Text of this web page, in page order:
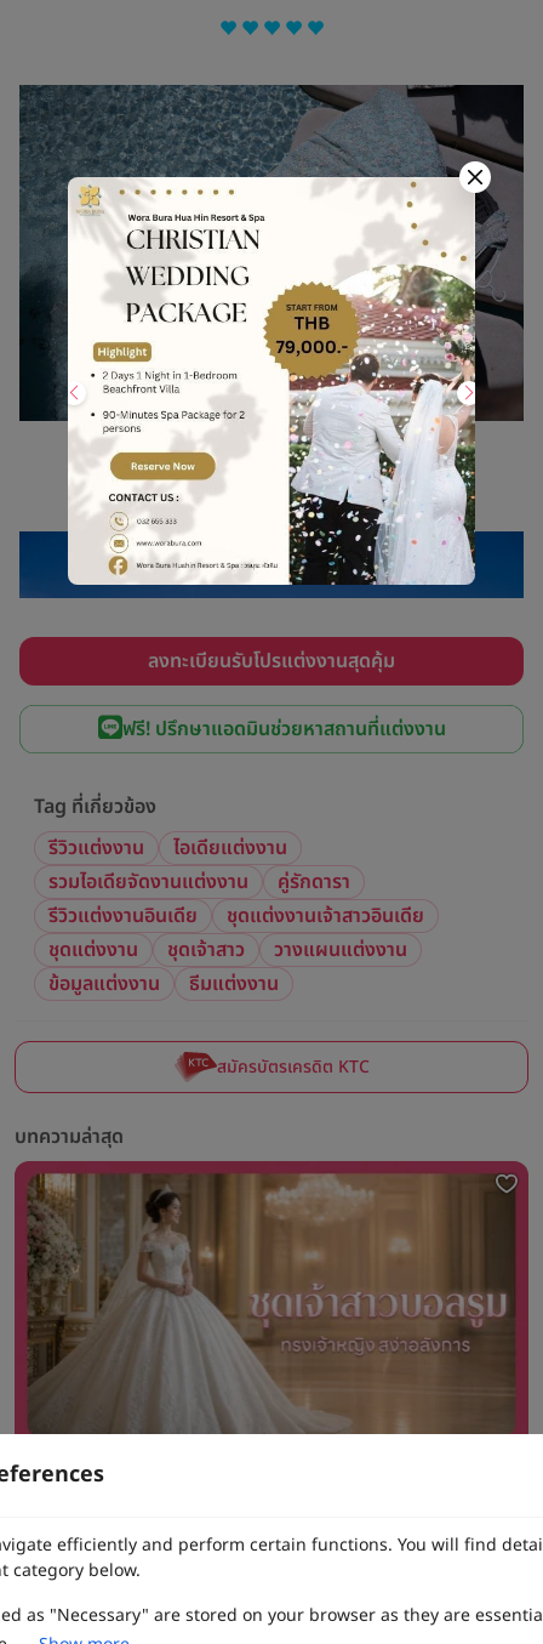
ทาง Weddinglist จะเก็บรักษาข้อมูลความลับของลูกค้าโดยจะไม่เปิด
เผยข้อมูลต่อสาธารณชน เพื่อประโยชน์สูงสุดในการเข้าถึงข้อมูลและ
efficiently and perform certain functions. You will find
category below.
as "Necessary" are stored on your browser as they are
ชุดแรกเป็นชุดเซทสีฟ้าแบบอลังการใครใส่ก็รอด
ลงทะเบียนรับโปรแต่งงานสุดคุ้ม
ฟรี! ปรึกษาแอดมินช่วยหาสถานที่แต่งงาน
Tag ที่เกี่ยวข้อง
รีวิวแต่งงาน
ไอเดียแต่งงาน
รวมไอเดียจัดงานแต่งงาน
คู่รักดารา
รีวิวแต่งงานอินเดีย
ชุดแต่งงานเจ้าสาวอินเดีย
ชุดแต่งงาน
ชุดเจ้าสาว
วางแผนแต่งงาน
ข้อมูลแต่งงาน
ธีมแต่งงาน
สมัครบัตรเครดิต KTC
บทความล่าสุด
ชุดเจ้าสาวหางยาว ทรงเมอร์เมด เลือกยังไงให้เข้ากับรูปร่าง อัปเดตล่าสุด